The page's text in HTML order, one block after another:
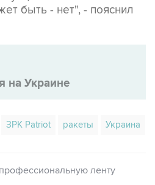
быть - нет", - пояснил
на Украине
ЗРК Patriot ракеты Украина
ленту